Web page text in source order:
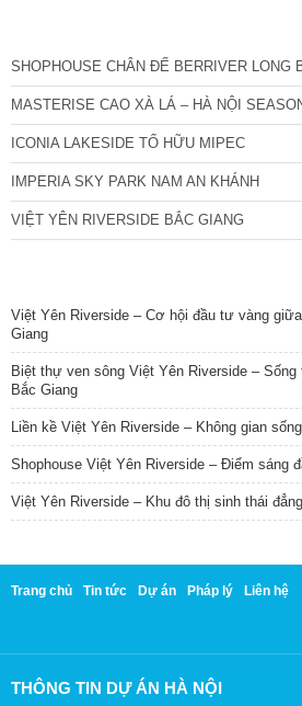
SHOPHOUSE CHÂN ĐẾ BERRIVER LONG
MASTERISE CAO XÀ LÁ – HÀ NỘI
ICONIA LAKESIDE TỐ HỮU MIPEC
IMPERIA SKY PARK NAM AN KHÁNH
VIỆT YÊN RIVERSIDE BẮC GIANG
Việt Yên Riverside – Cơ hội đầu tư vàng
Giang
Biệt thự ven sông Việt Yên Riverside –
Bắc Giang
Liền kề Việt Yên Riverside – Không gian
Shophouse Việt Yên Riverside – Điểm sáng
Việt Yên Riverside – Khu đô thị sinh thái
Trang chủ Tin tức Dự án Pháp lý Liên hệ
THÔNG TIN DỰ ÁN HÀ NỘI